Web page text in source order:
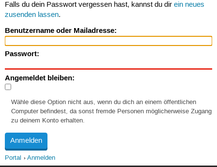
Falls du dein Passwort vergessen hast, kannst du dir ein neues
zusenden lassen.
Benutzername oder Mailadresse:
Passwort:
Angemeldet bleiben:
Wähle diese Option nicht aus, wenn du dich an einem öffentlichen
Computer befindest, da sonst fremde Personen möglicherweise Zugang
zu deinem Konto erhalten.
Portal Anmelden